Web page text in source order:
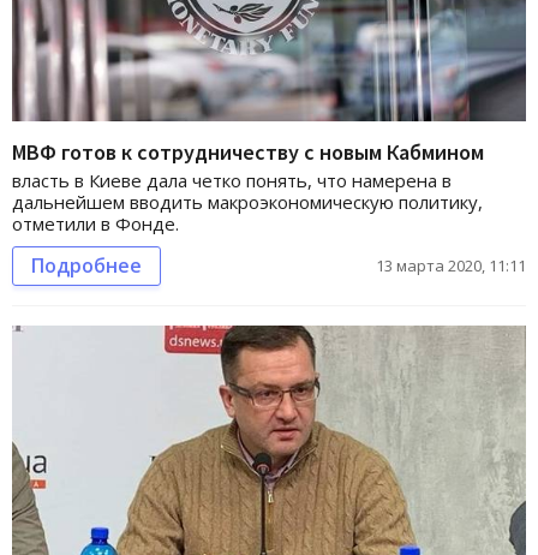
МВФ готов к сотрудничеству с новым Кабмином
власть в Киеве дала четко понять, что намерена в
дальнейшем вводить макроэкономическую политику,
отметили в Фонде.
Подробнее 13 марта 2020, 11:11